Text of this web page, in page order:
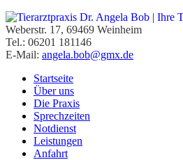
Weberstr. 17, 69469 Weinheim
Tel.: 06201 181146
E-Mail: angela.bob@gmx.de
Startseite
Über uns
Die Praxis
Sprechzeiten
Notdienst
Leistungen
Anfahrt